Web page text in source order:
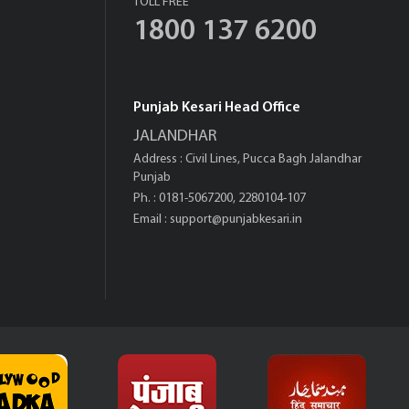
1800 137 6200
Punjab Kesari Head Office
JALANDHAR
Address : Civil Lines, Pucca Bagh Jalandhar
Punjab
Ph. : 0181-5067200, 2280104-107
Email : support@punjabkesari.in